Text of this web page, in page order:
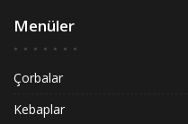
Menüler
Çorbalar
Kebaplar